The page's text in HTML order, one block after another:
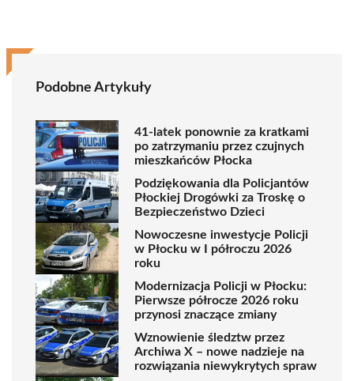
Podobne Artykuły
41-latek ponownie za kratkami
po zatrzymaniu przez czujnych
mieszkańców Płocka
Podziękowania dla Policjantów
Płockiej Drogówki za Troskę o
Bezpieczeństwo Dzieci
Nowoczesne inwestycje Policji
w Płocku w I półroczu 2026
roku
Modernizacja Policji w Płocku:
Pierwsze półrocze 2026 roku
przynosi znaczące zmiany
Wznowienie śledztw przez
Archiwa X – nowe nadzieje na
rozwiązania niewykrytych spraw